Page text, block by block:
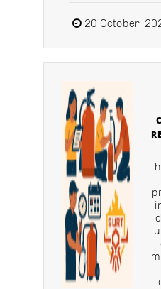
20 October,